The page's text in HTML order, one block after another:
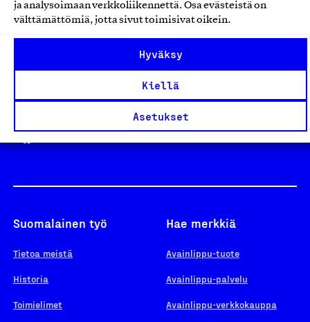
ja analysoimaan verkkoliikennettä. Osa evästeistä on
välttämättömiä, jotta sivut toimisivat oikein.
Hyväksy
Kiellä
Asetukset
Yhteiskunnallinen Yritys -merkki
Suomalainen työ
Tietoa meistä
Historia
Toimielimet
Hae merkkiä
Avainlippu-tuote
Avainlippu-palvelu
Avainlippu-verkkokauppa